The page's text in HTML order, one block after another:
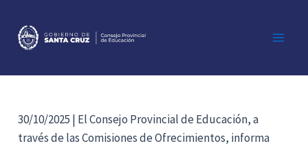
contenido
30/10/2025 | El Consejo Provincial de Educación, a
través de las Comisiones de Ofrecimientos, informa